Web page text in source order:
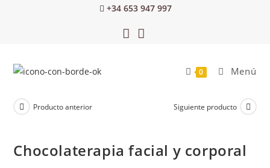
+34 653 947 997
0 Menú
Producto anterior Siguiente producto
Chocolaterapia facial y corporal